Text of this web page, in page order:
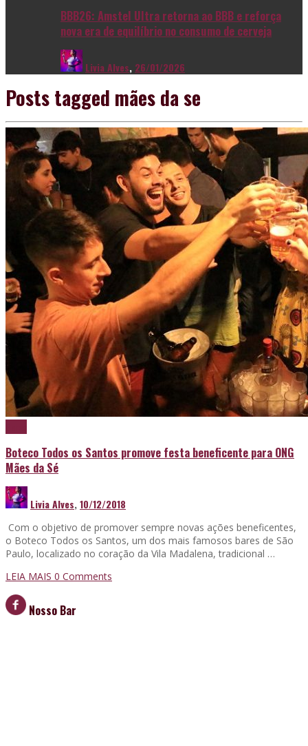
BBB26: Amstel Ultra retorna ao BBB e reforça
nova era de equilíbrio no consumo de cerveja
Livia Alves, 26/01/2026
Posts tagged mães da se
Boteco Todos os Santos promove festa beneficente para ONG
Mães da Sé
Livia Alves,10/12/2018
Com o objetivo de promover sempre novas ações beneficentes,
o Boteco Todos os Santos, um dos mais famosos bares de São
Paulo, localizado no coração da Vila Madalena, tradicional …
LEIA MAIS 0 Comments
Nosso Bar